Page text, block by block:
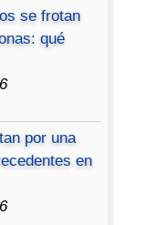
se frotan
qué
por una
en